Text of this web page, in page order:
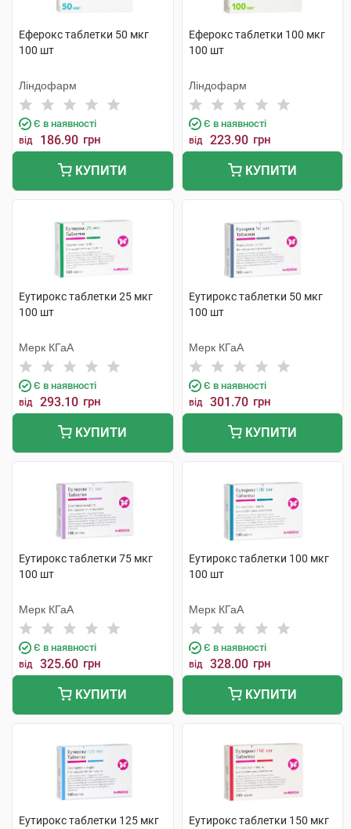
Еферокс таблетки 50 мкг
100 шт
Ліндофарм
Є в наявності
від 186.90 грн
КУПИТИ
Еферокс таблетки 100 мкг
100 шт
Ліндофарм
Є в наявності
від 223.90 грн
КУПИТИ
Еутирокс таблетки 25 мкг
100 шт
Мерк КГаА
Є в наявності
від 293.10 грн
КУПИТИ
Еутирокс таблетки 50 мкг
100 шт
Мерк КГаА
Є в наявності
від 301.70 грн
КУПИТИ
Еутирокс таблетки 75 мкг
100 шт
Мерк КГаА
Є в наявності
від 325.60 грн
КУПИТИ
Еутирокс таблетки 100 мкг
100 шт
Мерк КГаА
Є в наявності
від 328.00 грн
КУПИТИ
Еутирокс таблетки 125 мкг
Еутирокс таблетки 150 мкг